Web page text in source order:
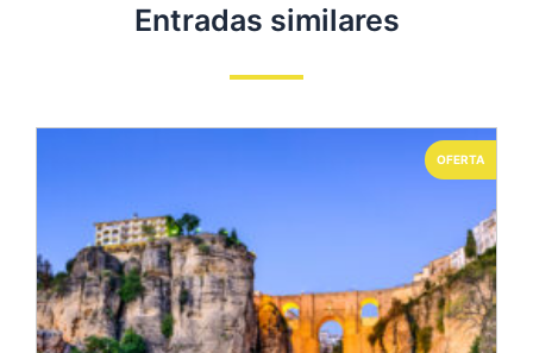
Entradas similares
OFERTA